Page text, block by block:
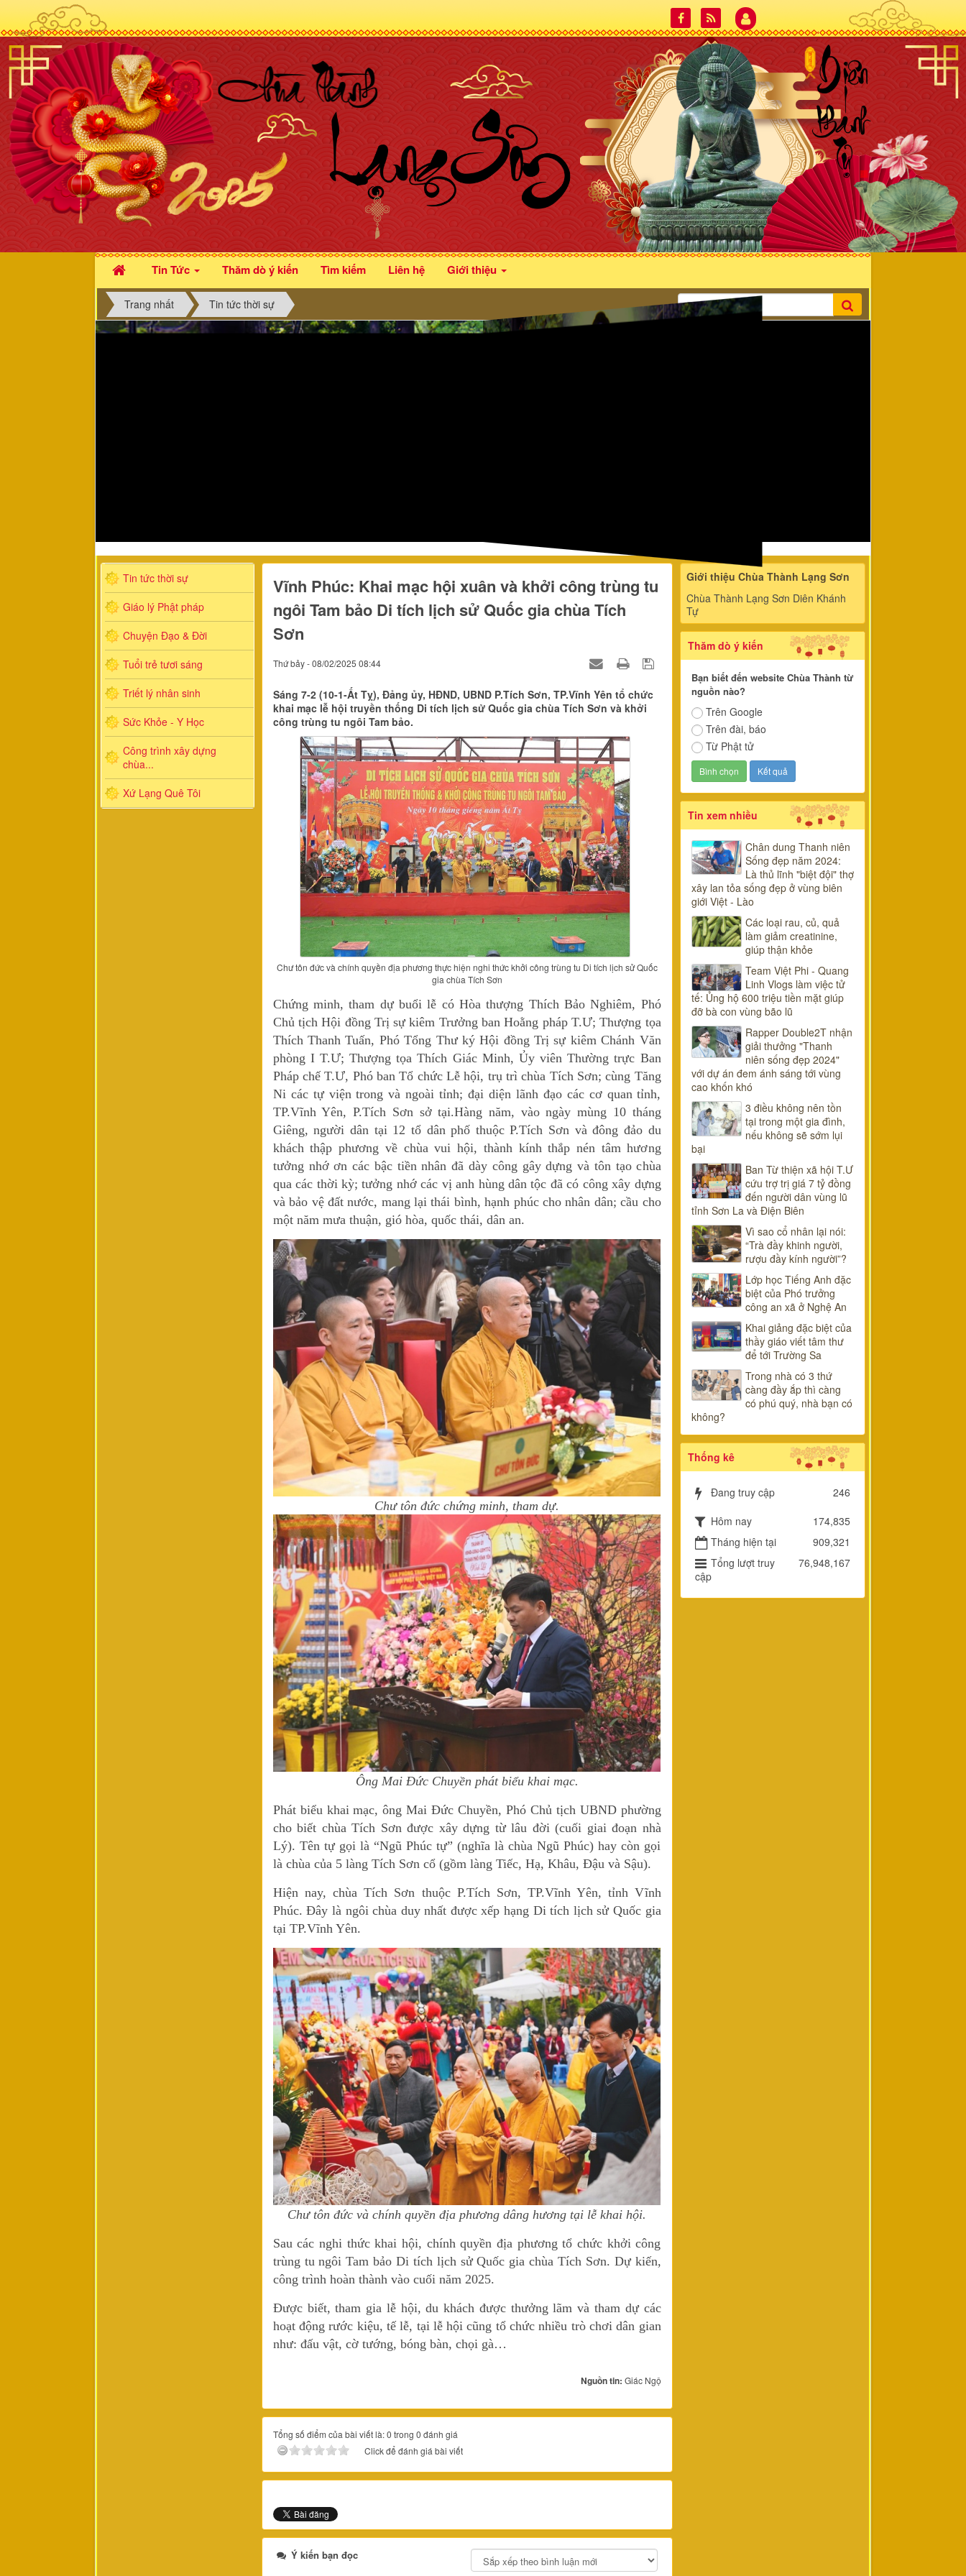
Tin Tức Thăm dò ý kiến Tìm kiếm Liên hệ Giới thiệu
Trang nhất Tin tức thời sự
Vĩnh Phúc: Khai mạc hội xuân và khởi công trùng tu
ngôi Tam bảo Di tích lịch sử Quốc gia chùa Tích
Sơn
Thứ bảy - 08/02/2025 08:44
Sáng 7-2 (10-1-Ất Tỵ), Đảng ủy, HĐND, UBND P.Tích Sơn, TP.Vĩnh Yên tổ chức
khai mạc lễ hội truyền thống Di tích lịch sử Quốc gia chùa Tích Sơn và khởi
công trùng tu ngôi Tam bảo.
Chư tôn đức và chính quyền địa phương thực hiện nghi thức khởi công trùng tu Di tích lịch sử Quốc
gia chùa Tích Sơn
Chứng minh, tham dự buổi lễ có Hòa thượng Thích Bảo Nghiêm, Phó
Chủ tịch Hội đồng Trị sự kiêm Trưởng ban Hoằng pháp T.Ư; Thượng tọa
Thích Thanh Tuấn, Phó Tổng Thư ký Hội đồng Trị sự kiêm Chánh Văn
phòng I T.Ư; Thượng tọa Thích Giác Minh, Ủy viên Thường trực Ban
Pháp chế T.Ư, Phó ban Tổ chức Lễ hội, trụ trì chùa Tích Sơn; cùng Tăng
Ni các tự viện trong và ngoài tỉnh; đại diện lãnh đạo các cơ quan tỉnh,
TP.Vĩnh Yên, P.Tích Sơn sở tại.Hàng năm, vào ngày mùng 10 tháng
Giêng, người dân tại 12 tổ dân phố thuộc P.Tích Sơn và đông đảo du
khách thập phương về chùa vui hội, thành kính thắp nén tâm hương
tưởng nhớ ơn các bậc tiền nhân đã dày công gây dựng và tôn tạo chùa
qua các thời kỳ; tưởng nhớ các vị anh hùng dân tộc đã có công xây dựng
và bảo vệ đất nước, mang lại thái bình, hạnh phúc cho nhân dân; cầu cho
một năm mưa thuận, gió hòa, quốc thái, dân an.
Chư tôn đức chứng minh, tham dự.
Ông Mai Đức Chuyền phát biểu khai mạc.
Phát biểu khai mạc, ông Mai Đức Chuyền, Phó Chủ tịch UBND phường
cho biết chùa Tích Sơn được xây dựng từ lâu đời (cuối giai đoạn nhà
Lý). Tên tự gọi là “Ngũ Phúc tự” (nghĩa là chùa Ngũ Phúc) hay còn gọi
là chùa của 5 làng Tích Sơn cổ (gồm làng Tiếc, Hạ, Khâu, Đậu và Sậu).
Hiện nay, chùa Tích Sơn thuộc P.Tích Sơn, TP.Vĩnh Yên, tỉnh Vĩnh
Phúc. Đây là ngôi chùa duy nhất được xếp hạng Di tích lịch sử Quốc gia
tại TP.Vĩnh Yên.
Chư tôn đức và chính quyền địa phương dâng hương tại lễ khai hội.
Sau các nghi thức khai hội, chính quyền địa phương tổ chức khởi công
trùng tu ngôi Tam bảo Di tích lịch sử Quốc gia chùa Tích Sơn. Dự kiến,
công trình hoàn thành vào cuối năm 2025.
Được biết, tham gia lễ hội, du khách được thưởng lãm và tham dự các
hoạt động rước kiệu, tế lễ, tại lễ hội cũng tổ chức nhiều trò chơi dân gian
như: đấu vật, cờ tướng, bóng bàn, chọi gà…
Nguồn tin: Giác Ngộ
Tổng số điểm của bài viết là: 0 trong 0 đánh giá
Click để đánh giá bài viết
Ý kiến bạn đọc
Giới thiệu Chùa Thành Lạng Sơn
Chùa Thành Lạng Sơn Diên Khánh
Tự
Thăm dò ý kiến
Bạn biết đến website Chùa Thành từ
nguồn nào?
Trên Google
Trên đài, báo
Từ Phật tử
Tin xem nhiều
Chân dung Thanh niên
Sống đẹp năm 2024:
Là thủ lĩnh "biệt đội" thợ
xây lan tỏa sống đẹp ở vùng biên
giới Việt - Lào
Các loại rau, củ, quả
làm giảm creatinine,
giúp thận khỏe
Team Việt Phi - Quang
Linh Vlogs làm việc tử
tế: Ủng hộ 600 triệu tiền mặt giúp
đỡ bà con vùng bão lũ
Rapper Double2T nhận
giải thưởng "Thanh
niên sống đẹp 2024"
với dự án đem ánh sáng tới vùng
cao khốn khó
3 điều không nên tồn
tại trong một gia đình,
nếu không sẽ sớm lụi
bại
Ban Từ thiện xã hội T.Ư
cứu trợ trị giá 7 tỷ đồng
đến người dân vùng lũ
tỉnh Sơn La và Điện Biên
Vì sao cổ nhân lại nói:
“Trà đầy khinh người,
rượu đầy kính người”?
Lớp học Tiếng Anh đặc
biệt của Phó trưởng
công an xã ở Nghệ An
Khai giảng đặc biệt của
thầy giáo viết tâm thư
để tới Trường Sa
Trong nhà có 3 thứ
càng đầy ắp thì càng
có phú quý, nhà bạn có
không?
Thống kê
Đang truy cập
246
Hôm nay
174,835
Tháng hiện tại
909,321
Tổng lượt truy
cập
76,948,167
Tin tức thời sự
Giáo lý Phật pháp
Chuyện Đạo & Đời
Tuổi trẻ tươi sáng
Triết lý nhân sinh
Sức Khỏe - Y Học
Công trình xây dựng
chùa...
Xứ Lạng Quê Tôi